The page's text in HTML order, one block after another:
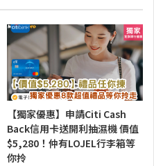
【獨家優惠】申請Citi Cash
Back信用卡送開利抽濕機 價值
$5,280！仲有LOJEL行李箱等
你拎